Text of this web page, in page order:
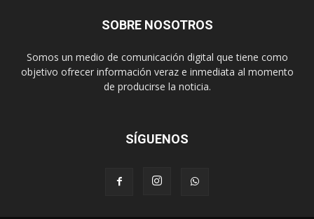
SOBRE NOSOTROS
Somos un medio de comunicación digital que tiene como
objetivo ofrecer información veraz e inmediata al momento
de producirse la noticia.
SÍGUENOS